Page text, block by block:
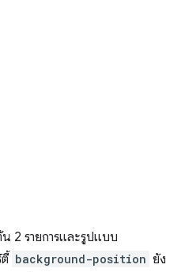
2 รายการและรูปแบบ
ตี้ background-position ยัง